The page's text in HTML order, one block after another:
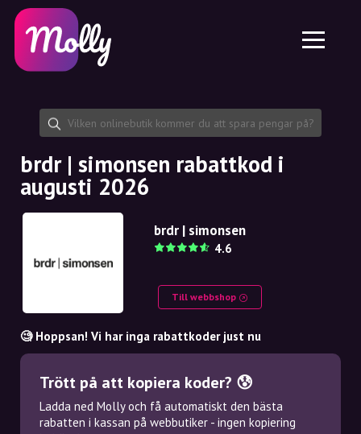
Hudvård
Hårvård
Dela rabattkod
Funktioner
Jobb
Om oss
Samarbete
Plattform
Molly till iPhone och iPad
Molly till Android
SE
EN
SE
NO
NL
brdr | simonsen rabattkod i
augusti 2026
brdr | simonsen
4.6
Till webbshop
🧐 Hoppsan! Vi har inga rabattkoder just nu
Trött på att kopiera koder? 😰
Ladda ned Molly och få automatiskt den bästa
rabatten i kassan på webbutiker - ingen kopiering